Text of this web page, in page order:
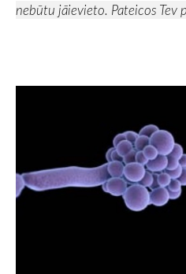
nebūtu jāievieto. Pateicos Tev